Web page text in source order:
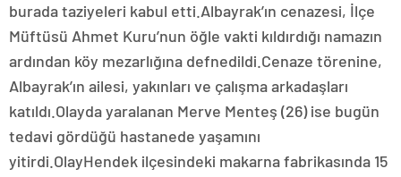
burada taziyeleri kabul etti.Albayrak’ın cenazesi, İlçe
Müftüsü Ahmet Kuru’nun öğle vakti kıldırdığı namazın
ardından köy mezarlığına defnedildi.Cenaze törenine,
Albayrak’ın ailesi, yakınları ve çalışma arkadaşları
katıldı.Olayda yaralanan Merve Menteş (26) ise bugün
tedavi gördüğü hastanede yaşamını
yitirdi.OlayHendek ilçesindeki makarna fabrikasında 15